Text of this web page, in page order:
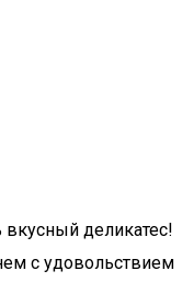
деликатес!
с удовольствием